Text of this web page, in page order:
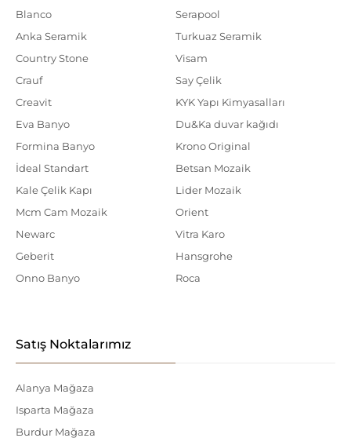
Blanco
Anka Seramik
Country Stone
Crauf
Creavit
Eva Banyo
Formina Banyo
İdeal Standart
Kale Çelik Kapı
Mcm Cam Mozaik
Newarc
Geberit
Onno Banyo
Serapool
Turkuaz Seramik
Visam
Say Çelik
KYK Yapı Kimyasalları
Du&Ka duvar kağıdı
Krono Original
Betsan Mozaik
Lider Mozaik
Orient
Vitra Karo
Hansgrohe
Roca
Satış Noktalarımız
Alanya Mağaza
Isparta Mağaza
Burdur Mağaza